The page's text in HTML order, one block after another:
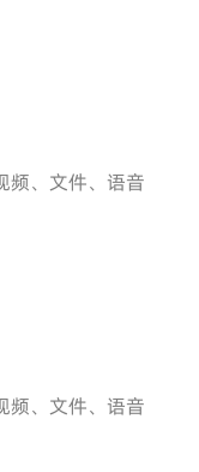
频、文件、语音
频、文件、语音